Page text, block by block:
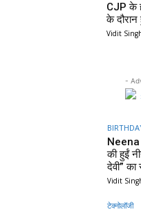
CJP के
के दौरान
Vidit
-
की हुईं
देवी”
Vidit
टेक्नोलॉजी